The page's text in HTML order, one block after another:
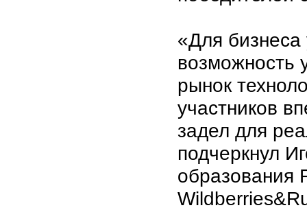
«Для бизнеса
возможность
рынок
участников
задел для
подчеркнул
образования